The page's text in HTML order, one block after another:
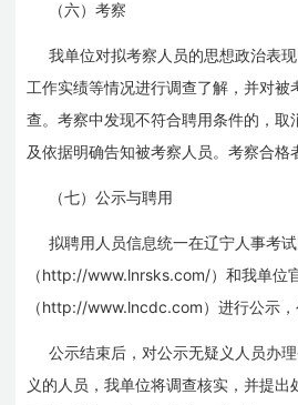
（六）考察
我单位对拟考察人员的思想政治表
工作实绩等情况进行调查了解，并对被
查。考察中发现不符合聘用条件的，取
及依据明确告知被考察人员。考察合格
（七）公示与聘用
拟聘用人员信息统一在辽宁人事考试
（ http://www.lnrsks.com/）和我单位
（ http://www.lncdc.com ）进行公示
公示结束后，对公示无疑义人员办
义的人员，我单位将调查核实，并提出